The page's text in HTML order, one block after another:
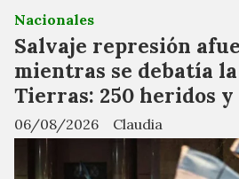
Salvaje represión
mientras se debatía
Tierras: 250 heridos y
Claudia
Nacionales
06/08/2026